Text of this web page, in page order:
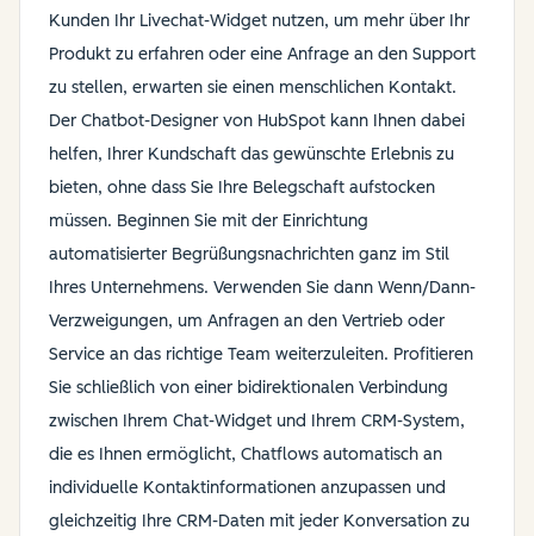
Kunden Ihr Livechat-Widget nutzen, um mehr über Ihr
Produkt zu erfahren oder eine Anfrage an den Support
zu stellen, erwarten sie einen menschlichen Kontakt.
Der Chatbot-Designer von HubSpot kann Ihnen dabei
helfen, Ihrer Kundschaft das gewünschte Erlebnis zu
bieten, ohne dass Sie Ihre Belegschaft aufstocken
müssen. Beginnen Sie mit der Einrichtung
automatisierter Begrüßungsnachrichten ganz im Stil
Ihres Unternehmens. Verwenden Sie dann Wenn/Dann-
Verzweigungen, um Anfragen an den Vertrieb oder
Service an das richtige Team weiterzuleiten. Profitieren
Sie schließlich von einer bidirektionalen Verbindung
zwischen Ihrem Chat-Widget und Ihrem CRM-System,
die es Ihnen ermöglicht, Chatflows automatisch an
individuelle Kontaktinformationen anzupassen und
gleichzeitig Ihre CRM-Daten mit jeder Konversation zu